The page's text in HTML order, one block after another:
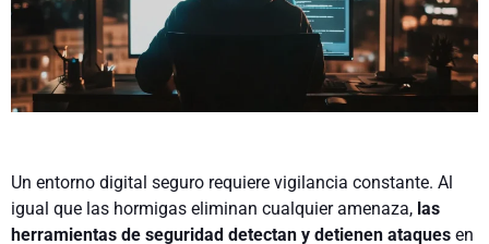
Un entorno digital seguro requiere vigilancia constante. Al
igual que las hormigas eliminan cualquier amenaza, las
herramientas de seguridad detectan y detienen ataques en